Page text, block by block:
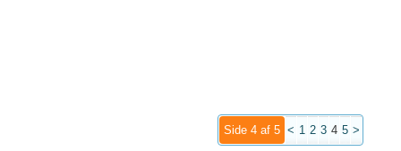
Side 4 af 5 < 1 2 3 4 5 >